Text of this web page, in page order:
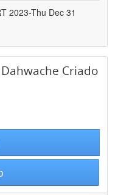
2023-Thu Dec 31
Criado